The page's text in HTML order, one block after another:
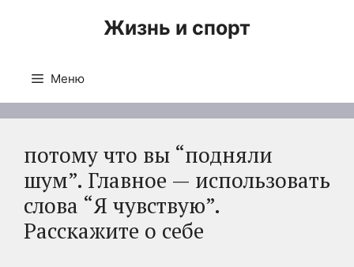
Жизнь и спорт
Меню
потому что вы “подняли
шум”. Главное — использовать
слова “Я чувствую”.
Расскажите о себе